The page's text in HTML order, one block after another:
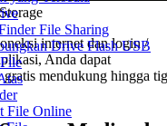
File Sharing
Drive Flash USB
File Online
internet dan login /
Anda dapat
gratis mendukung hingga